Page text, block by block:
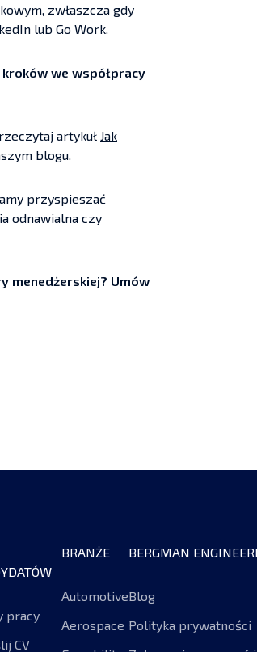
zwłaszcza gdy
lub Go Work.
we współpracy
artykuł Jak
blogu.
przyspieszać
odnawialna czy
menedżerskiej? Umów
pracy
CV
BRANŻE
Automotive
Aerospace
BERGMAN
Blog
Polityka prywatności